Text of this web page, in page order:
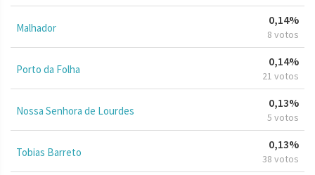
Malhador
0,14%
8 votos
Porto da Folha
0,14%
21 votos
Nossa Senhora de Lourdes
0,13%
5 votos
Tobias Barreto
0,13%
38 votos